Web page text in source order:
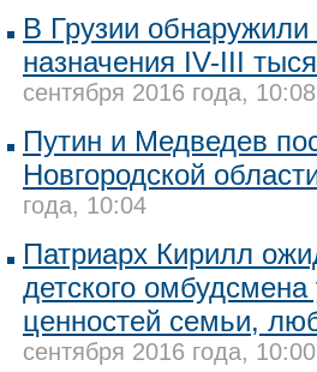
В Грузии обнаружили
назначения IV-III
сентября 2016 года, 10:08
Путин и Медведев
Новгородской
года, 10:04
Патриарх Кирилл
детского
ценностей семьи,
сентября 2016 года, 10:00